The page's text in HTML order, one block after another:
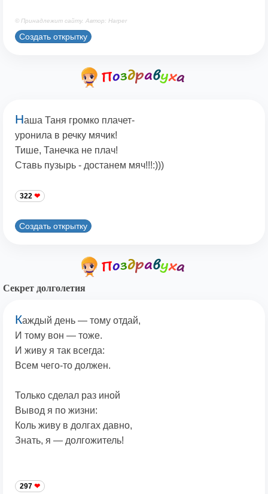
© Принадлежит сайту. Автор: Harper
Создать открытку
Наша Таня громко плачет-
уронила в речку мячик!
Тише, Танечка не плач!
Ставь пузырь - достанем мяч!!!:)))
322
Создать открытку
Секрет долголетия
Каждый день — тому отдай,
И тому вон — тоже.
И живу я так всегда:
Всем чего-то должен.
Только сделал раз иной
Вывод я по жизни:
Коль живу в долгах давно,
Знать, я — долгожитель!
297